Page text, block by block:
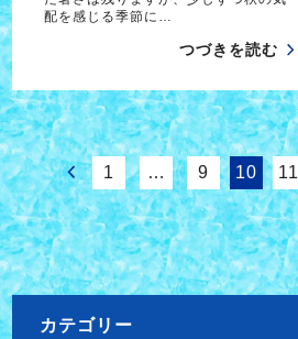
配を感じる季節に…
つづきを読む
1 … 9 10 11
カテゴリー